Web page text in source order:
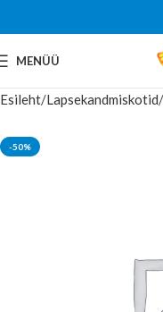
MENÜÜ
Esileht Lapsekandmiskotid
-50%